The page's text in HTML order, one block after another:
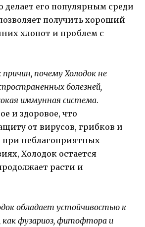
делает его популярным среди
получить хороший
хлопот и проблем с
причин, почему Холодок не
болезней,
иммунная система.
и здоровое, что
от вирусов, грибков и
при неблагоприятных
Холодок остается
расти и
обладает устойчивостью к
фузариоз, фитофтора и